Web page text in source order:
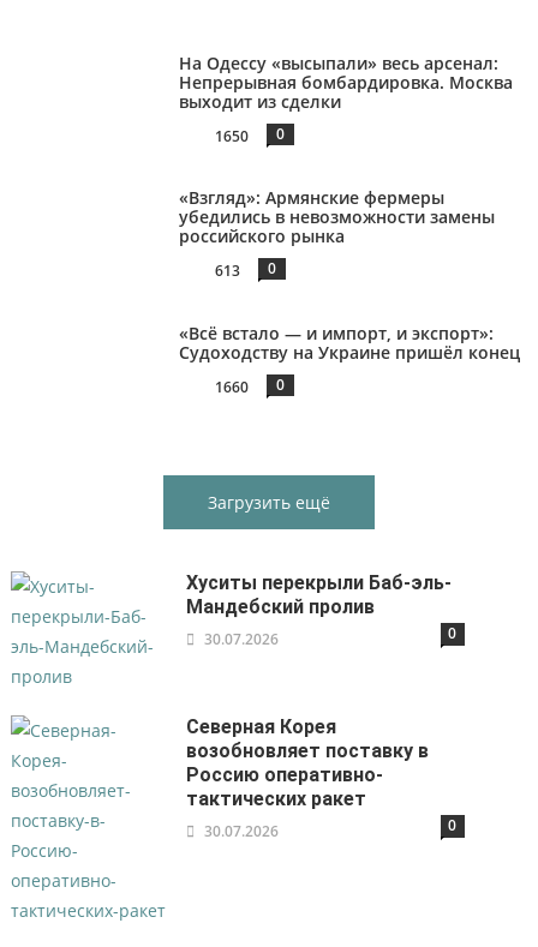
На Одессу «высыпали» весь арсенал:
Непрерывная бомбардировка. Москва
выходит из сделки
1650 0
«Взгляд»: Армянские фермеры
убедились в невозможности замены
российского рынка
613 0
«Всё встало — и импорт, и экспорт»:
Судоходству на Украине пришёл конец
1660 0
Загрузить ещё
Хуситы перекрыли Баб-эль-
Мандебский пролив
30.07.2026 0
Северная Корея
возобновляет поставку в
Россию оперативно-
тактических ракет
30.07.2026 0